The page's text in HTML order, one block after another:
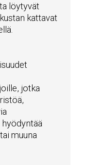
löytyvät
kattavat
jotka
hyödyntää
muuna